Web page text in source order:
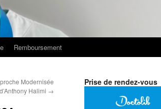
Remboursement
Modernisée
Halimi →
Prise de rendez-vous